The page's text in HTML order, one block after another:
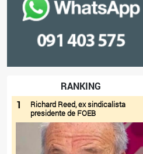
RANKING
1
Richard Reed, ex sindicalista
presidente de FOEB